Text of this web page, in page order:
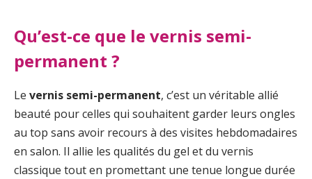
Qu’est-ce que le vernis semi-
permanent ?
Le vernis semi-permanent, c’est un véritable allié
beauté pour celles qui souhaitent garder leurs ongles
au top sans avoir recours à des visites hebdomadaires
en salon. Il allie les qualités du gel et du vernis
classique tout en promettant une tenue longue durée